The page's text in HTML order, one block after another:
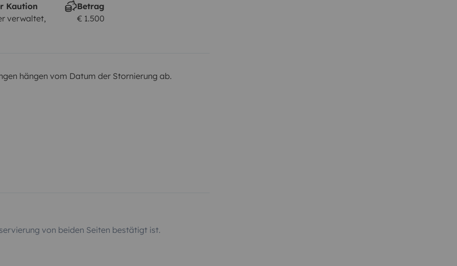
Kaution
verwaltet,
Betrag
€ 1.500
hängen vom Datum der Stornierung ab.
von beiden Seiten bestätigt ist.